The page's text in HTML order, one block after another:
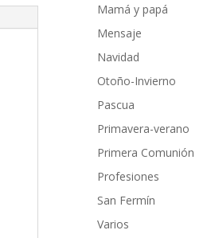
Mamá y papá
Mensaje
Navidad
Otoño-Invierno
Pascua
Primavera-verano
Primera Comunión
Profesiones
San Fermín
Varios